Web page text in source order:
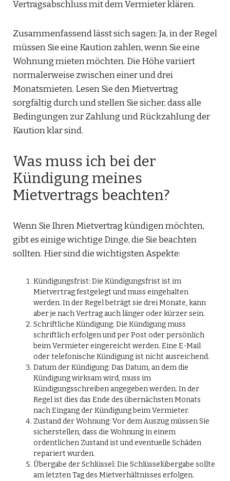
Vertragsabschluss mit dem Vermieter klären.
Zusammenfassend lässt sich sagen: Ja, in der Regel
müssen Sie eine Kaution zahlen, wenn Sie eine
Wohnung mieten möchten. Die Höhe variiert
normalerweise zwischen einer und drei
Monatsmieten. Lesen Sie den Mietvertrag
sorgfältig durch und stellen Sie sicher, dass alle
Bedingungen zur Zahlung und Rückzahlung der
Kaution klar sind.
Was muss ich bei der
Kündigung meines
Mietvertrags beachten?
Wenn Sie Ihren Mietvertrag kündigen möchten,
gibt es einige wichtige Dinge, die Sie beachten
sollten. Hier sind die wichtigsten Aspekte:
Kündigungsfrist: Die Kündigungsfrist ist im
Mietvertrag festgelegt und muss eingehalten
werden. In der Regel beträgt sie drei Monate, kann
aber je nach Vertrag auch länger oder kürzer sein.
Schriftliche Kündigung: Die Kündigung muss
schriftlich erfolgen und per Post oder persönlich
beim Vermieter eingereicht werden. Eine E-Mail
oder telefonische Kündigung ist nicht ausreichend.
Datum der Kündigung: Das Datum, an dem die
Kündigung wirksam wird, muss im
Kündigungsschreiben angegeben werden. In der
Regel ist dies das Ende des übernächsten Monats
nach Eingang der Kündigung beim Vermieter.
Zustand der Wohnung: Vor dem Auszug müssen Sie
sicherstellen, dass die Wohnung in einem
ordentlichen Zustand ist und eventuelle Schäden
repariert wurden.
Übergabe der Schlüssel: Die Schlüsselübergabe sollte
am letzten Tag des Mietverhältnisses erfolgen.